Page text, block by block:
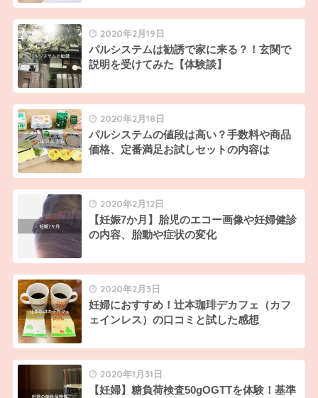
2020年2月19日
パルシステムは勧誘で家に来る？！玄関で
説明を受けてみた【体験談】
2020年2月18日
パルシステムの値段は高い？手数料や商品
価格、定番満足お試しセットの内容は
2020年2月12日
【妊娠7か月】胎児のエコー画像や妊婦健診
の内容、胎動や症状の変化
2020年2月3日
妊婦におすすめ！辻本珈琲デカフェ（カフ
ェインレス）の口コミと試した感想
2020年1月31日
【妊婦】糖負荷検査50gOGTTを体験！基準